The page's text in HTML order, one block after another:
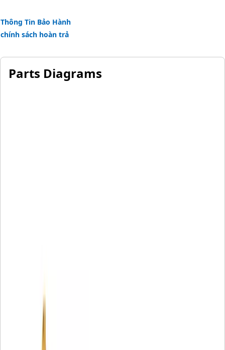
Thông Tin Bảo Hành
chính sách hoàn trả
Parts Diagrams